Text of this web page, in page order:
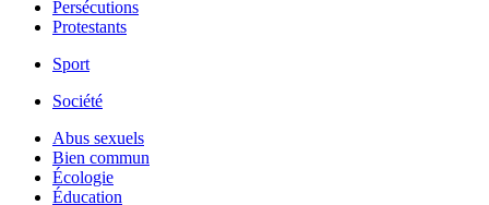
Persécutions
Protestants
Sport
Société
Abus sexuels
Bien commun
Écologie
Éducation